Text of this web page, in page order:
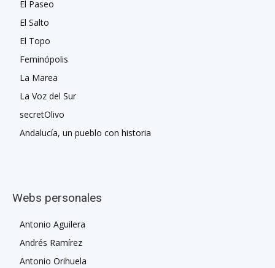
El Paseo
El Salto
El Topo
Feminópolis
La Marea
La Voz del Sur
secretOlivo
Andalucía, un pueblo con historia
Webs personales
Antonio Aguilera
Andrés Ramírez
Antonio Orihuela